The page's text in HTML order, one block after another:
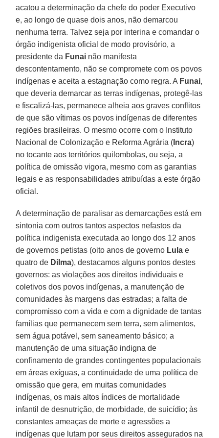
acatou a determinação da chefe do poder Executivo
e, ao longo de quase dois anos, não demarcou
nenhuma terra. Talvez seja por interina e comandar o
órgão indigenista oficial de modo provisório, a
presidente da Funai não manifesta
descontentamento, não se compromete com os povos
indígenas e aceita a estagnação como regra. A Funai,
que deveria demarcar as terras indígenas, protegê-las
e fiscalizá-las, permanece alheia aos graves conflitos
de que são vítimas os povos indígenas de diferentes
regiões brasileiras. O mesmo ocorre com o Instituto
Nacional de Colonização e Reforma Agrária ( Incra)
no tocante aos territórios quilombolas, ou seja, a
política de omissão vigora, mesmo com as garantias
legais e as responsabilidades atribuídas a este órgão
oficial.
A determinação de paralisar as demarcações está em
sintonia com outros tantos aspectos nefastos da
política indigenista executada ao longo dos 12 anos
de governos petistas (oito anos de governo Lula e
quatro de Dilma), destacamos alguns pontos destes
governos: as violações aos direitos individuais e
coletivos dos povos indígenas, a manutenção de
comunidades às margens das estradas; a falta de
compromisso com a vida e com a dignidade de tantas
famílias que permanecem sem terra, sem alimentos,
sem água potável, sem saneamento básico; a
manutenção de uma situação indigna de
confinamento de grandes contingentes populacionais
em áreas exíguas, a continuidade de uma política de
omissão que gera, em muitas comunidades
indígenas, os mais altos índices de mortalidade
infantil de desnutrição, de morbidade, de suicídio; às
constantes ameaças de morte e agressões a
indígenas que lutam por seus direitos assegurados na